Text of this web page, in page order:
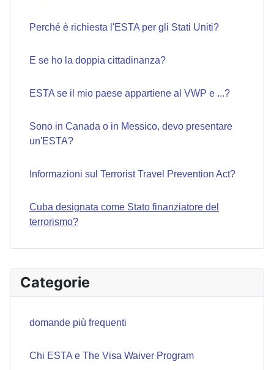
Categorie
domande più frequenti
Chi ESTA e The Visa Waiver Program
Perché è richiesta l'ESTA per gli Stati Uniti?
E se ho la doppia cittadinanza?
ESTA se il mio paese appartiene al VWP e ...?
Sono in Canada o in Messico, devo presentare
un'ESTA?
Informazioni sul Terrorist Travel Prevention Act?
Cuba designata come Stato finanziatore del
terrorismo?